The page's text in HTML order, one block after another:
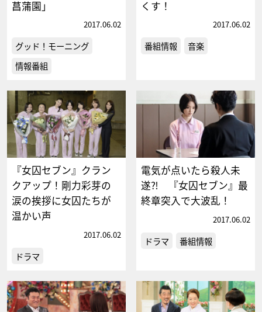
菖蒲園」
2017.06.02
グッド！モーニング
情報番組
くす！
2017.06.02
番組情報 音楽
『女囚セブン』クラン
クアップ！剛力彩芽の
涙の挨拶に女囚たちが
温かい声
2017.06.02
ドラマ
電気が点いたら殺人未
遂⁈ 『女囚セブン』最
終章突入で大波乱！
2017.06.02
ドラマ 番組情報